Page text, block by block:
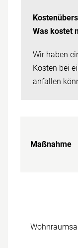
Was kostet
Wir haben
Kosten bei
anfallen
Maßnahme